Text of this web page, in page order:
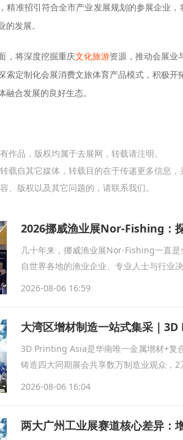
精准招引符合全市产业发展规划的参展企业
发展。
，将深度挖掘重庆文化旅游资源，推动会展业
索定制化会展消费文旅体育产品模式，积极
合发展的良好生态。
作品，版权均属于去展网，转载请注明。
载自其它媒体，转载目的在于传递更多信息，
、版权以及其它问题的，请联系我们。
2026挪威渔业展Nor-Fishing：
几十年来，挪威渔业展Nor-Fishing一直
自世界各地的渔业企业、专业人士与行业
2026-08-06 16:59
大湾区增材制造一站式集采｜
3D Printing Asia是华南唯一金属增材+复
铸造四大同期展会共享数万制造业观众，
2026-08-06 16:04